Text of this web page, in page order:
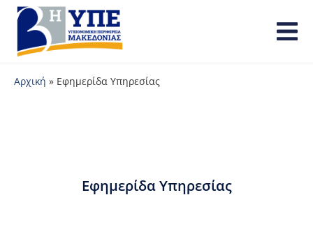
Αρχική » Εφημερίδα Υπηρεσίας
Εφημερίδα Υπηρεσίας